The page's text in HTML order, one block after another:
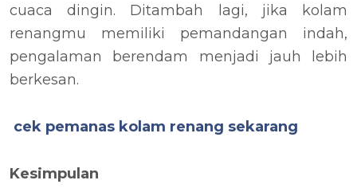
cuaca dingin. Ditambah lagi, jika kolam
renangmu memiliki pemandangan indah,
pengalaman berendam menjadi jauh lebih
berkesan.
cek pemanas kolam renang sekarang
Kesimpulan